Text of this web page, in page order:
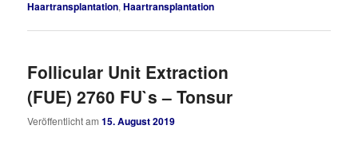
Haartransplantation,Haartransplantation
Follicular Unit Extraction
(FUE) 2760 FU`s – Tonsur
Veröffentlicht am15. August 2019